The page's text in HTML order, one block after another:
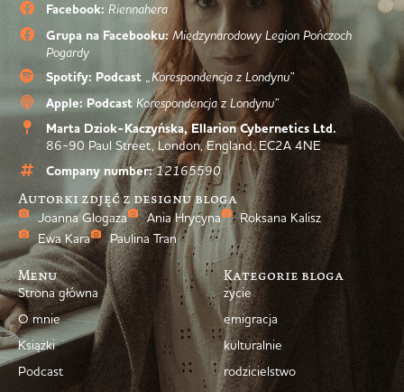
Facebook: Riennahera
Grupa na Facebooku: Międzynarodowy Legion Pończoch
Pogardy
Spotify: Podcast „Korespondencja z Londynu”
Apple: Podcast Korespondencja z Londynu”
Marta Dziok-Kaczyńska, Ellarion Cybernetics Ltd.
86-90 Paul Street, London, England, EC2A 4NE
Company number: 12165590
Autorki zdjęć z designu bloga
Joanna Glogaza Ania Hrycyna
Roksana Kalisz
Ewa Kara
Paulina Tran
Menu
Strona główna
O mnie
Książki
Podcast
Kategorie bloga
życie
emigracja
kulturalnie
rodzicielstwo